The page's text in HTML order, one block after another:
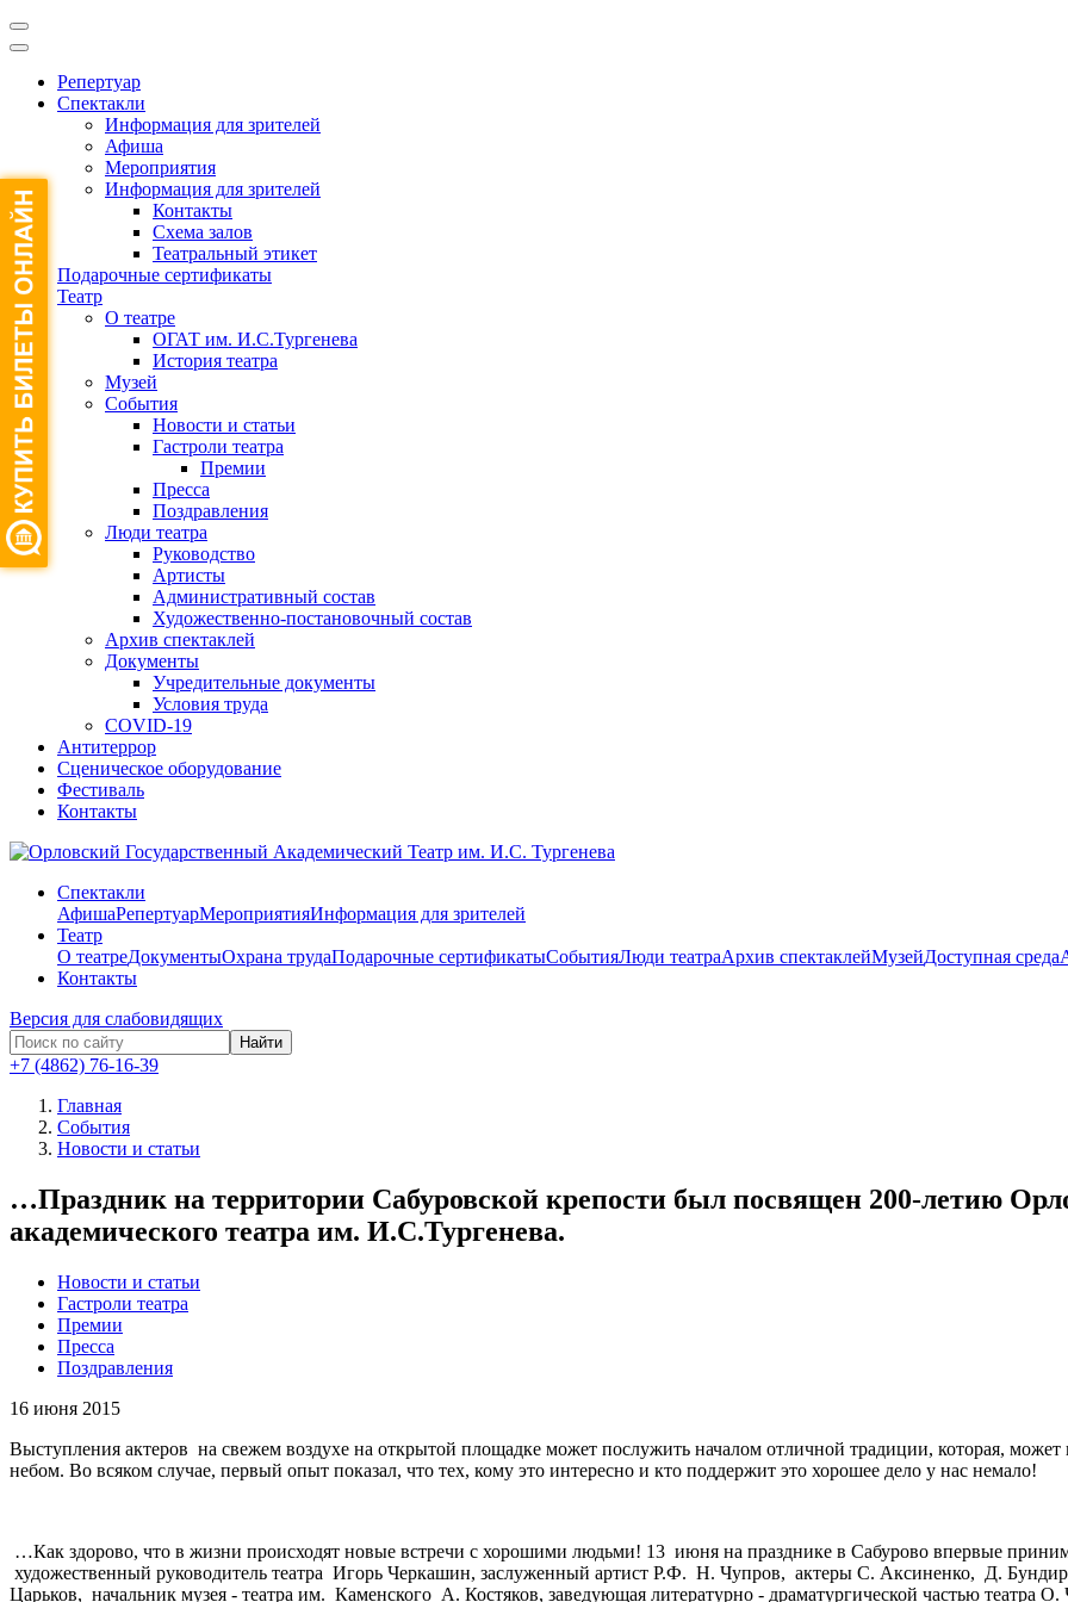
Репертуар
Спектакли
Информация для зрителей
Афиша
Мероприятия
Информация для зрителей
Контакты
Схема залов
Театральный этикет
Подарочные сертификаты
Театр
О театре
ОГАТ им. И.С.Тургенева
История театра
Музей
События
Новости и статьи
Гастроли театра
Премии
Пресса
Поздравления
Люди театра
Руководство
Артисты
Административный состав
Художественно-постановочный состав
Архив спектаклей
Документы
Учредительные документы
Условия труда
COVID-19
Антитеррор
Сценическое оборудование
Фестиваль
Контакты
Спектакли
АфишаРепертуарМероприятияИнформация для зрителей
Театр
О театреДокументыОхрана трудаПодарочные сертификатыСобытияЛюди театраАрхив спектаклейМузейДоступная среда
Контакты
Версия для слабовидящих
Найти
+7 (4862) 76-16-39
Главная
События
Новости и статьи
…Праздник на территории Сабуровской крепости был посвящен 200-летию
академического театра им. И.С.Тургенева.
Новости и статьи
Гастроли театра
Премии
Пресса
Поздравления
16 июня 2015
Выступления актеров на свежем воздухе на открытой площадке может послужить началом отличной традиции, которая,
небом. Во всяком случае, первый опыт показал, что тех, кому это интересно и кто поддержит это хорошее дело у нас немало!
…Как здорово, что в жизни происходят новые встречи с хорошими людьми! 13 июня на празднике в Сабурово впервые
художественный руководитель театра Игорь Черкашин, заслуженный артист Р.Ф. Н. Чупров, актеры С. Аксиненко, Д.
Царьков, начальник музея - театра им. Каменского А. Костяков, заведующая литературно - драматургической частью